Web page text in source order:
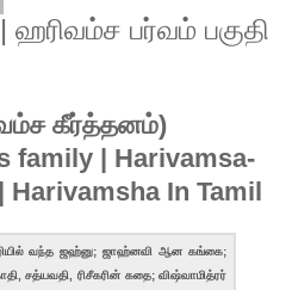
பர்வம் பகுதி
கீர்த்தனம்)
family | Harivamsa-
Harivamsha In Tamil
வந்த ஜஹ்னு; ஜாஹ்னவி ஆன கங்கை;
சத்யவதி, ரிசீகரின் கதை; விஷ்வாமித்ரர்